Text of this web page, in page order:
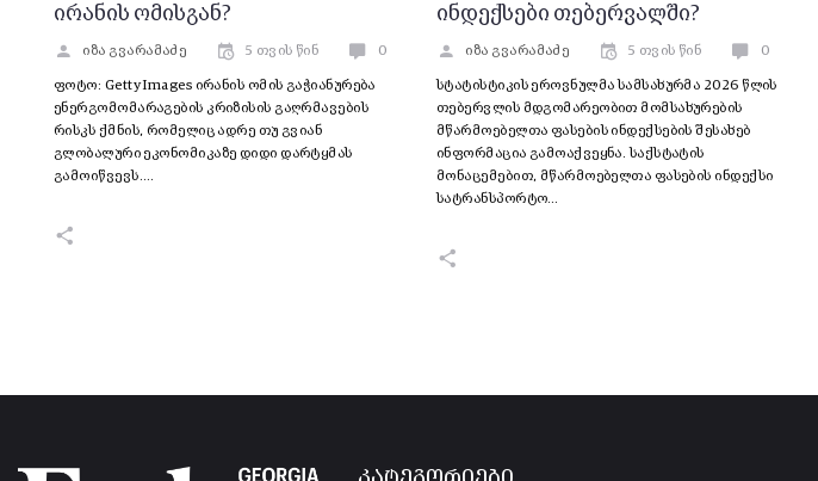
ირანის ომისგან?
იზა გვარამაძე 5 თვის წინ 0
ფოტო: Getty Images ირანის ომის გაჭიანურება
ენერგომომარაგების კრიზისის გაღრმავების
რისკს ქმნის, რომელიც ადრე თუ გვიან
გლობალური ეკონომიკაზე დიდი დარტყმას
გამოიწვევს.…
ინდექსები თებერვალში?
იზა გვარამაძე 5 თვის წინ 0
სტატისტიკის ეროვნულმა სამსახურმა 2026 წლის
თებერვლის მდგომარეობით მომსახურების
მწარმოებელთა ფასების ინდექსების შესახებ
ინფორმაცია გამოაქვეყნა. საქსტატის
მონაცემებით, მწარმოებელთა ფასების ინდექსი
სატრანსპორტო…